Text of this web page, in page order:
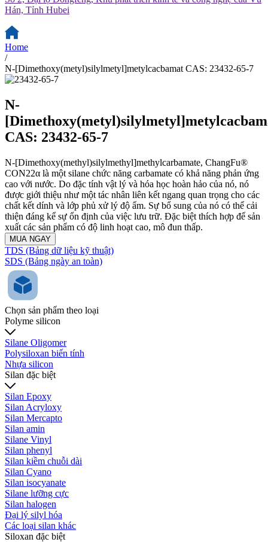
Hán, Tỉnh Hubei
Home
/
N-[Dimethoxy(metyl)silylmetyl]metylcacbamat CAS: 23432-65-7
N-
CAS: 23432-65-7
N-[Dimethoxy(methyl)silylmethyl]methylcarbamate, ChangFu®
CON22α là một silane chức năng carbamate có khả năng phản ứng
cao với nước. Do đặc tính vật lý và hóa học hoàn hảo của nó, nó
được giới thiệu như một tác nhân liên kết ngang quan trọng cho các
chất kết dính và lớp phủ xử lý độ ẩm. Sự bổ sung của nó có thể cải
thiện đáng kể sự ổn định của việc lưu trữ. Đặc biệt thích hợp để sản
xuất các sản phẩm có độ linh hoạt cao, mô đun thấp.
MUA NGAY
TDS (Bảng dữ liệu kỹ thuật)
SDS (Bảng ngày an toàn)
Chọn sản phẩm theo loại
Polyme silicon
Silane Oligomer
Polysiloxan biến tính
Nhựa silicon
Silan đặc biệt
Silan Epoxy
Silan Acryloxy
Silan Mercapto
Silan amin
Silane Vinyl
Silan phenyl
Silan kiềm chuỗi dài
Silan Cyano
Silan isocyanate
Silane lưỡng cực
Silan halogen
Đại lý silyl hóa
Các loại silan khác
Siloxan đặc biệt